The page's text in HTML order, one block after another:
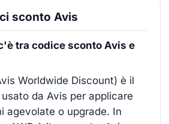
sconto Avis
tra codice sconto Avis e
Worldwide Discount) è il
da Avis per applicare
agevolate o upgrade. In